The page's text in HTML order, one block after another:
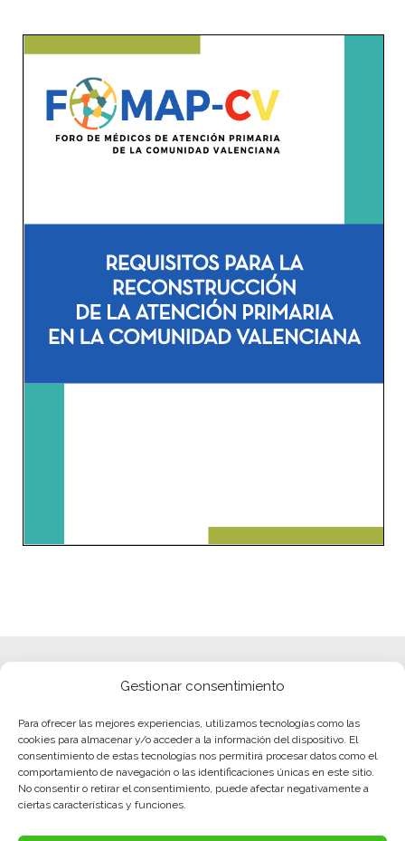
Gestionar consentimiento
Para ofrecer las mejores experiencias, utilizamos tecnologías como las
cookies para almacenar y/o acceder a la información del dispositivo. El
consentimiento de estas tecnologías nos permitirá procesar datos como el
comportamiento de navegación o las identificaciones únicas en este sitio.
No consentir o retirar el consentimiento, puede afectar negativamente a
ciertas características y funciones.